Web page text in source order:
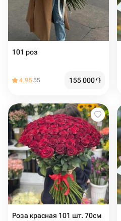
101 роз
4.9555 155 000֏
Роза красная 101 шт. 70см